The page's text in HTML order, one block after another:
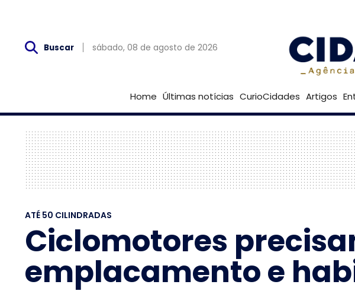
Buscar sábado, 08 de agosto de 2026
Home Últimas notícias CurioCidades Artigos
ATÉ 50 CILINDRADAS
Ciclomotores
emplacamento e